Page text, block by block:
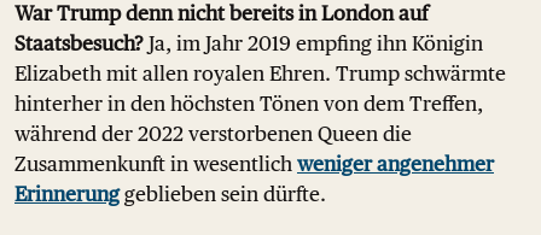
War Trump denn nicht bereits in London auf
Staatsbesuch? Ja, im Jahr 2019 empfing ihn Königin
Elizabeth mit allen royalen Ehren. Trump schwärmte
hinterher in den höchsten Tönen von dem Treffen,
während der 2022 verstorbenen Queen die
Zusammenkunft in wesentlich weniger angenehmer
Erinnerunggeblieben sein dürfte.